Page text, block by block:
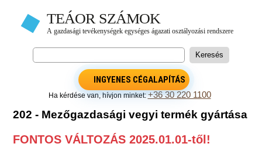
INGYENES CÉGALAPÍTÁS
Ha kérdése van, hívjon minket:+36 30 220 1100
202 - Mezőgazdasági vegyi termék gyártása
FONTOS VÁLTOZÁS 2025.01.01-től!